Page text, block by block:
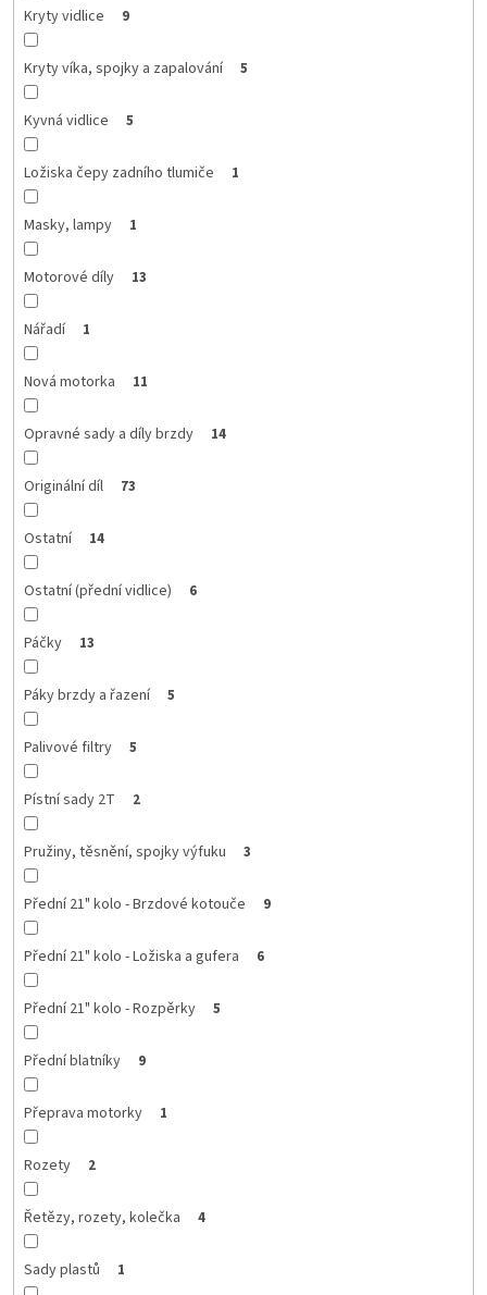
Kryty vidlice 9
Kryty víka, spojky a zapalování 5
Kyvná vidlice 5
Ložiska čepy zadního tlumiče 1
Masky, lampy 1
Motorové díly 13
Nářadí 1
Nová motorka 11
Opravné sady a díly brzdy 14
Originální díl 73
Ostatní 14
Ostatní (přední vidlice) 6
Páčky 13
Páky brzdy a řazení 5
Palivové filtry 5
Pístní sady 2T 2
Pružiny, těsnění, spojky výfuku 3
Přední 21" kolo - Brzdové kotouče 9
Přední 21" kolo - Ložiska a gufera 6
Přední 21" kolo - Rozpěrky 5
Přední blatníky 9
Přeprava motorky 1
Rozety 2
Řetězy, rozety, kolečka 4
Sady plastů 1